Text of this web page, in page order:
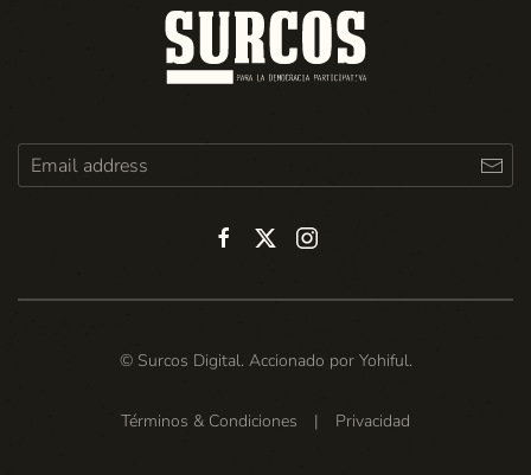
© Surcos Digital. Accionado por Yohiful.
Términos & Condiciones | Privacidad